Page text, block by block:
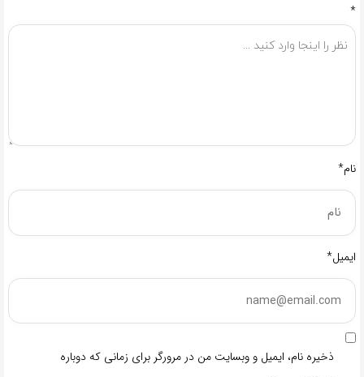
*
نام*
ایمیل*
ذخیره نام، ایمیل و وبسایت من در مرورگر برای زمانی که دوباره